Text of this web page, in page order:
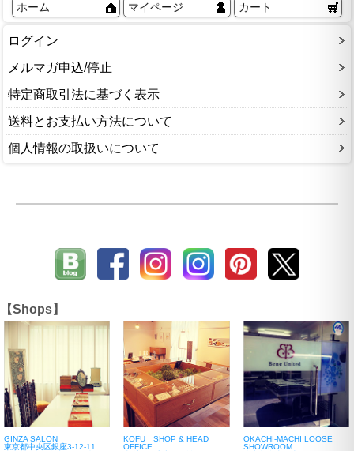
ホーム マイページ カート
ログイン
メルマガ申込/停止
特定商取引法に基づく表示
送料とお支払い方法について
個人情報の取扱いについて
【Shops】
GINZA SALON
東京都中央区銀座3-12-11
KOFU SHOP & HEAD
OFFICE
OKACHI-MACHI LOOSE
SHOWROOM